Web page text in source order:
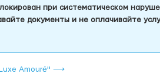
при систематическом
документы и не оплачивайте
Amouré" ⟶